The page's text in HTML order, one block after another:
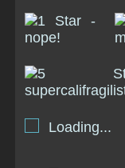
Loading...